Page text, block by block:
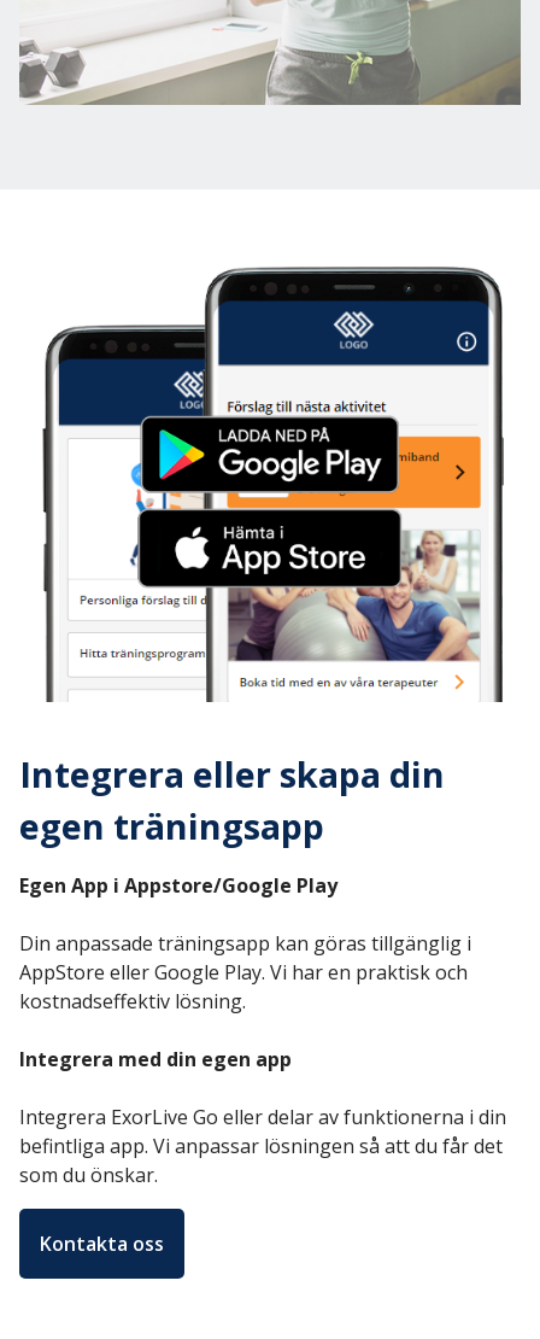
Integrera eller skapa din
egen träningsapp
Egen App i Appstore/Google Play
Din anpassade träningsapp kan göras tillgänglig i
AppStore eller Google Play. Vi har en praktisk och
kostnadseffektiv lösning.
Integrera med din egen app‍
Integrera ExorLive Go eller delar av funktionerna i din
befintliga app. Vi anpassar lösningen så att du får det
som du önskar.
Kontakta oss